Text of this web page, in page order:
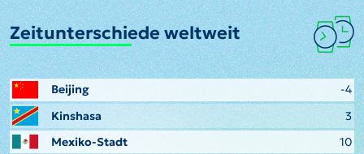
Zeitunterschiede weltweit
Beijing
-4
Kinshasa
3
Mexiko-Stadt
10